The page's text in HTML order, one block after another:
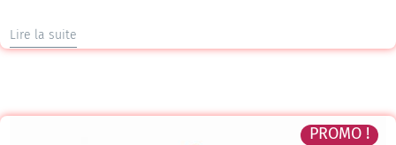
Lire la suite
PROMO !